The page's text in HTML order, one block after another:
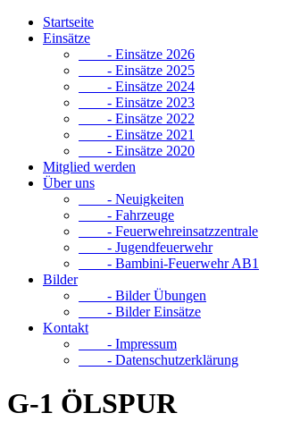
Startseite
Einsätze
- Einsätze 2026
- Einsätze 2025
- Einsätze 2024
- Einsätze 2023
- Einsätze 2022
- Einsätze 2021
- Einsätze 2020
Mitglied werden
Über uns
- Neuigkeiten
- Fahrzeuge
- Feuerwehreinsatzzentrale
- Jugendfeuerwehr
- Bambini-Feuerwehr AB1
Bilder
- Bilder Übungen
- Bilder Einsätze
Kontakt
- Impressum
- Datenschutzerklärung
G-1 ÖLSPUR